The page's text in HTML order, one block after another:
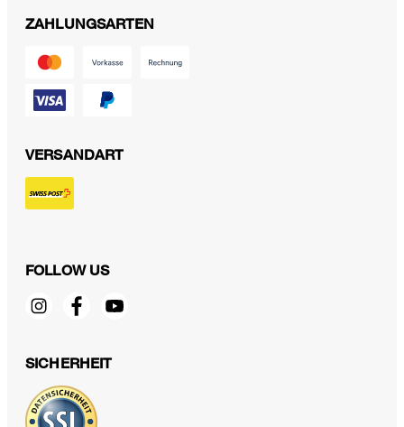
Baumwollstretch-Kurzarm-Bluse in Greige
CHF 130.00
ZAHLUNGSARTEN
VERSANDART
FOLLOW US
SICHERHEIT